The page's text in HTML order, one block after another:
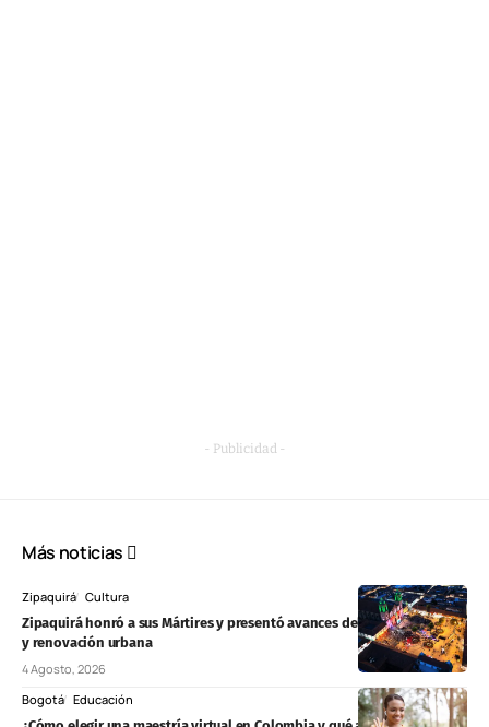
- Publicidad -
Más noticias
Zipaquirá Cultura
Zipaquirá honró a sus Mártires y presentó avances del Regiotram, vías
y renovación urbana
4 Agosto, 2026
Bogotá Educación